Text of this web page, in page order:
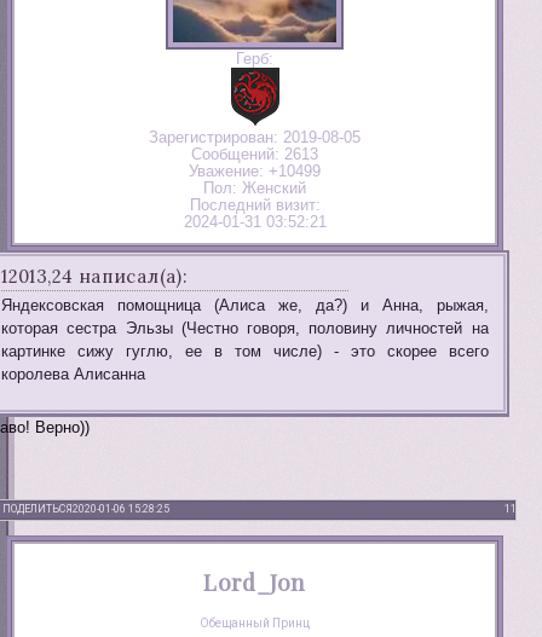
Герб:
Зарегистрирован: 2019-08-05
Сообщений: 2613
Уважение: +10499
Пол: Женский
Последний визит:
2024-01-31 03:52:21
12013,24 написал(а):
Яндексовская помощница (Алиса же, да?) и Анна, рыжая,
которая сестра Эльзы (Честно говоря, половину личностей на
картинке сижу гуглю, ее в том числе) - это скорее всего
королева Алисанна
Верно))
ПОДЕЛИТЬСЯ 11
2020-01-06 15:28:25
Lord_Jon
Обещанный Принц